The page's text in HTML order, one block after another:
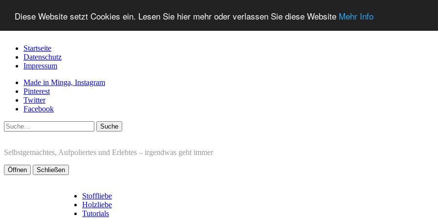
Diese Website setzt Cookies ein. Lesen Sie hier mehr oder verlassen Sie diese Website Mehr Info
Startseite
Datenschutz
Impressum
Made in Minga, Instagram
Pinterest
Twitter
Facebook
Suche
Selbstgemachtes, Aufpoliertes und Erlebtes – irgendwas geht immer
Öffnen Schließen
Stoffliebe
Holzliebe
Tutorials